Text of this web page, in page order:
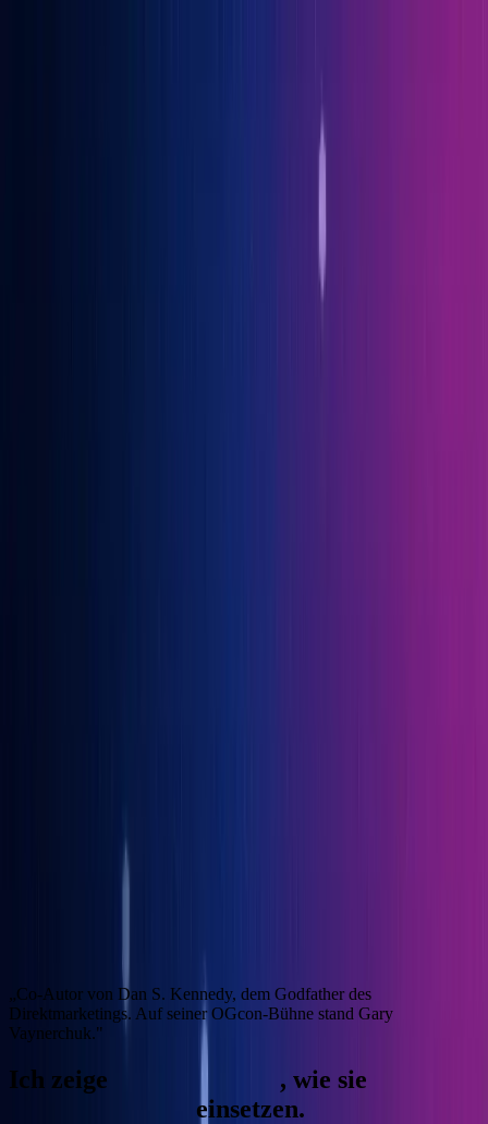
„Co-Autor von Dan S. Kennedy, dem Godfather des
Direktmarketings. Auf seiner OGcon-Bühne stand Gary
Vaynerchuk."
Ich zeige , wie sie
einsetzen.